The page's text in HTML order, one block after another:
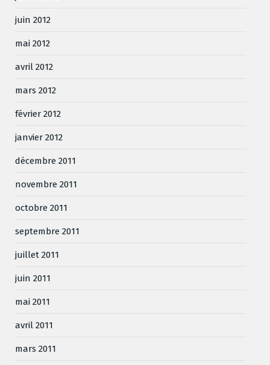
juin 2012
mai 2012
avril 2012
mars 2012
février 2012
janvier 2012
décembre 2011
novembre 2011
octobre 2011
septembre 2011
juillet 2011
juin 2011
mai 2011
avril 2011
mars 2011